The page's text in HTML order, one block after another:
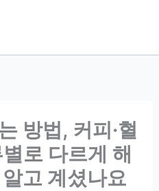
방법, 커피·혈
로 다르게 해
고 계셨나요